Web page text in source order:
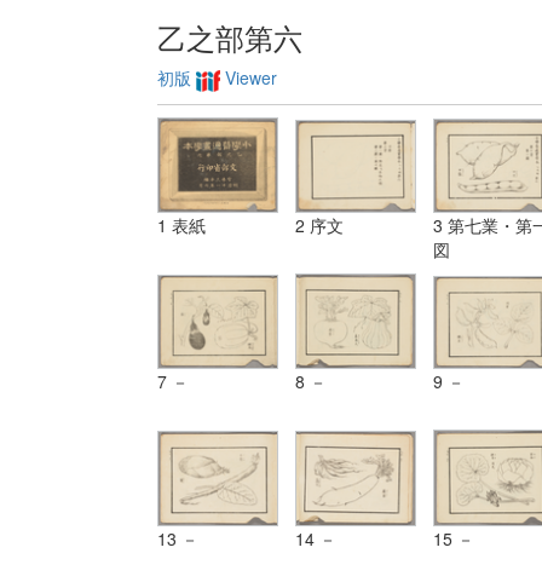
乙之部第六
初版 Viewer
1 表紙 2 序文
3 第七業・第
図
7 － 8 － 9 －
13 － 14 － 15 －